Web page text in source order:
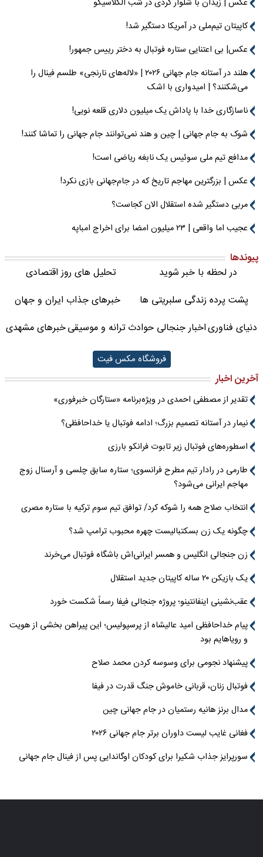
عکس | زیدان با شلوار کردی در شب الکلاسیکو
کاپیتان تیم‌ملی در آمریکا دستگیر شد!
عکس| بی اعتنایی ستاره فوتبال به دختر رییس جمهور!
هلند در آستانه جام جهانی ۲۰۲۶ | «لاله‌های نارنجی» طلسم فینال را
می‌شکنند؟ | امیدواری با اشک
ناسازگاری خدا با پاداش یک میلیون دلاری قلعه نویی!
شوک به جام جهانی | چین و هند نمی‌توانند جام جهانی را تماشا کنند!
مدافع تیم ملی سوئیس یک نابغه ریاضی است!
عکس | بزرگترین مهاجم تاریخ که در جام‌جهانی بازی نکرد!
مربی دستگیر شده استقلال الان کجاست؟
عجیب اما واقعی | ۲۳ میلیون امضا برای اخراج امباپه
پیوندها
در لحظه با خبر شوید
تحلیل های روز اقتصادی
پشت پرده زندگی سلبریتی ها
خبرهای جذاب ایران و جهان
دنیای فناوریاخبار جنجالی حوادثترانه و موسیقیخبرهای مشهدی
فروشگاه مکس فیت
آخرین اخبار
تقدیر از مصطفی احمدی در ویژه‌برنامه «ستارگان خبرفوری»
نیمار در آستانه تصمیم بزرگ؛ ادامه فوتبال یا خداحافظی؟
اسطوره‌های فوتبال زیر تابوت فرانکو بارزی
طارمی در رادار تیم مطرح فرانسوی؛ ستاره سابق چلسی و آرسنال زوج
مهاجم ایرانی می‌شود؟
انتخاب صلاح همه را شوکه کرد/ توافق تیم سوم ترکیه با ستاره مصری
چگونه یک زن بسکتبالیست چهره محبوب ترامپ شد؟
زن جنجالی انگلیس و همسر ایرانی‌اش باشگاه فوتبال می‌خرند
یک بازیکن ۲۰ ساله کاپیتان جدید استقلال
عقب‌نشینی اینفانتینو؛ پروژه جنجالی فیفا رسماً شکست خورد
پیام خداحافظی امید عالیشاه از پرسپولیس؛ این پیراهن بخشی از هویت
و رویاهایم بود
پیشنهاد نجومی برای وسوسه کردن محمد صلاح
فوتبال زنان، قربانی خاموش جنگ قدرت در فیفا
مدال برنز هانیه رستمیان در جام جهانی چین
فغانی غایب لیست داوران برتر جام جهانی ۲۰۲۶
سورپرایز جذاب شکیرا برای کودکان اوگاندایی پس از فینال جام جهانی